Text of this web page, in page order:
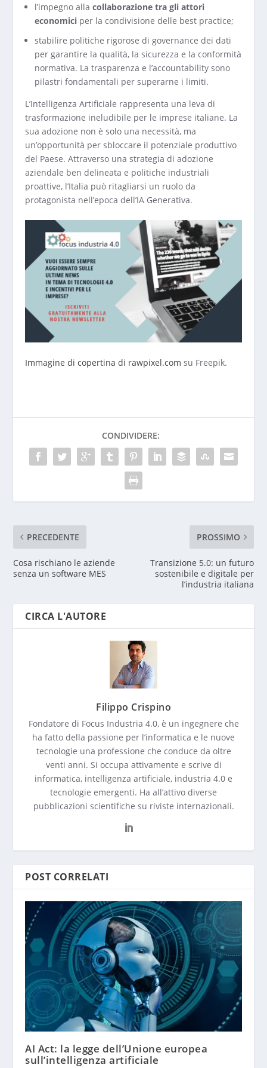
l’impegno allacollaborazione tra gli attori
economici per la condivisione delle best practice;
stabilire politiche rigorose di governance dei dati
per garantire la qualità, la sicurezza e la conformità
normativa. La trasparenza e l’accountability sono
pilastri fondamentali per superarne i limiti.
L’Intelligenza Artificiale rappresenta una leva di
trasformazione ineludibile per le imprese italiane. La
sua adozione non è solo una necessità, ma
un’opportunità per sbloccare il potenziale produttivo
del Paese. Attraverso una strategia di adozione
aziendale ben delineata e politiche industriali
proattive, l’Italia può ritagliarsi un ruolo da
protagonista nell’epoca dell’IA Generativa.
Immagine di copertina di rawpixel.com su Freepik.
CONDIVIDERE:
PRECEDENTE
Cosa rischiano le aziende
senza un software MES
PROSSIMO
Transizione 5.0: un futuro
sostenibile e digitale per
l’industria italiana
CIRCA L'AUTORE
Filippo Crispino
Fondatore di Focus Industria 4.0, è un ingegnere che
ha fatto della passione per l’informatica e le nuove
tecnologie una professione che conduce da oltre
venti anni. Si occupa attivamente e scrive di
informatica, intelligenza artificiale, industria 4.0 e
tecnologie emergenti. Ha all’attivo diverse
pubblicazioni scientifiche su riviste internazionali.
POST CORRELATI
AI Act: la legge dell’Unione europea
sull’intelligenza artificiale